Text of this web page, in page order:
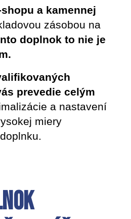
a kamennej
zásobou na
doplnok to nie je
prevedie celým
a nastavení
miery